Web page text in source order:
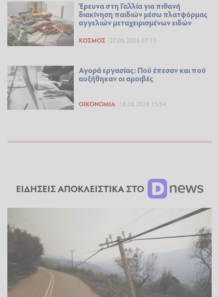
Έρευνα στη Γαλλία για πιθανή
διακίνηση παιδιών μέσω πλατφόρμας
αγγελιών μεταχειρισμένων ειδών
ΚΌΣΜΟΣ 27.06.2026 07:13
Αγορά εργασίας: Πού έπεσαν και πού
αυξήθηκαν οι αμοιβές
ΟΙΚΟΝΟΜΊΑ 18.06.2026 15:54
ΕΙΔΗΣΕΙΣ ΑΠΟΚΛΕΙΣΤΙΚΑ ΣΤΟ